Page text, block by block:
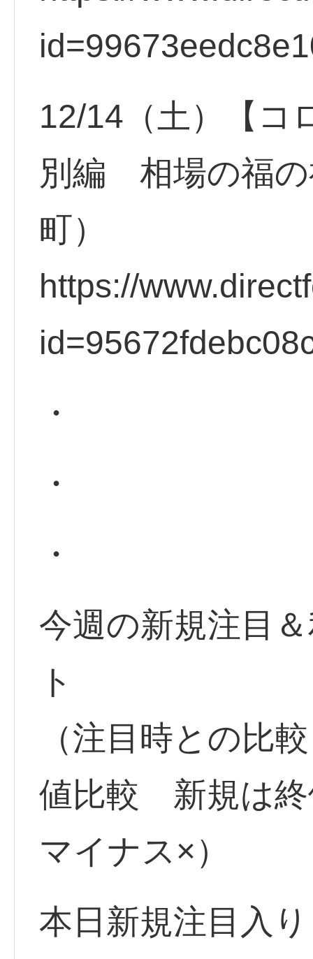
12/14（土）【コ
別編 相場の福の
町）
https://
・
・
・
今週の新規注目
ト
（注目時との比
値比較 新規は
マイナス×）
本日新規注目入